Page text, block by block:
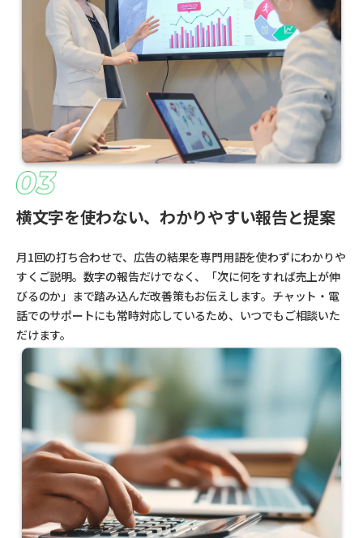
横文字を使わない、わかりやすい報告と提案
月1回の打ち合わせで、広告の結果を専門用語を使わずにわかりや
すくご説明。数字の報告だけでなく、「次に何をすれば売上が伸
びるのか」まで踏み込んだ改善策もお伝えします。チャット・電
話でのサポートにも常時対応しているため、いつでもご相談いた
だけます。